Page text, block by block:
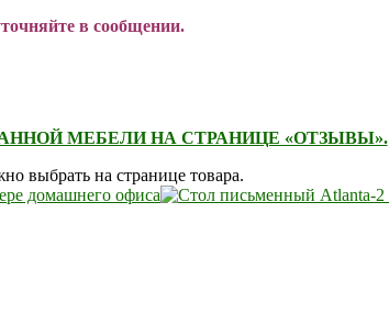
в сообщении.
МЕБЕЛИ НА СТРАНИЦЕ «ОТЗЫВЫ».
выбрать на странице товара.